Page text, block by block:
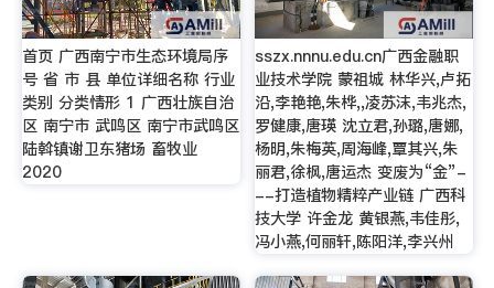
首页 广西南宁市生态环境局序
号 省 市 县 单位详细名称 行业
类别 分类情形 1 广西壮族自治
区 南宁市 武鸣区 南宁市武鸣区
陆斡镇谢卫东猪场 畜牧业
2020
sszx.nnnu.edu.cn广西金融职
业技术学院 蒙祖城 林华兴,卢拓
沿,李艳艳,朱桦,,凌苏沫,韦兆杰,
罗健康,唐瑛 沈立君,孙璐,唐娜,
杨明,朱梅英,周海峰,覃其兴,朱
丽君,徐枫,唐运杰 变废为“金”-
--打造植物精粹产业链 广西科
技大学 许金龙 黄银燕,韦佳彤,
冯小燕,何丽轩,陈阳洋,李兴州